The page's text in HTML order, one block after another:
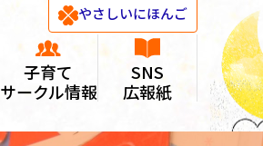
やさしいにほんご
子育て
サークル情報
SNS
広報紙